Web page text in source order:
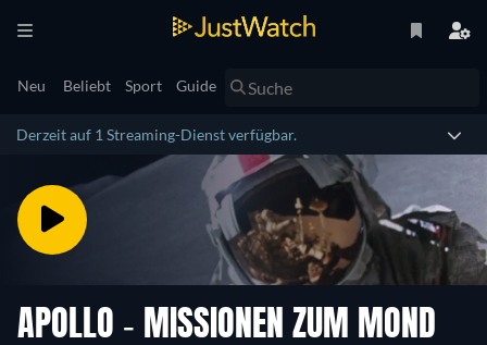
Neu Beliebt Sport Guide
Derzeit auf 1 Streaming-Dienst verfügbar.
APOLLO - MISSIONEN ZUM MOND